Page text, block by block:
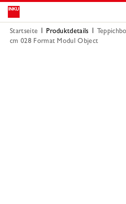
Startseite Produktdetails
cm 028 Format Modul Object